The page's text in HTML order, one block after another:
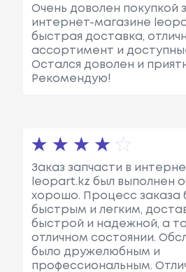
Очень доволен покупкой
интернет-магазине
быстрая доставка,
ассортимент и
Остался доволен и
Рекомендую!
Заказ запчасти в
leopart.kz был выполнен
хорошо. Процесс заказа
быстрым и легким,
быстрой и надежной, а
отличном состоянии.
было дружелюбным и
профессиональным.